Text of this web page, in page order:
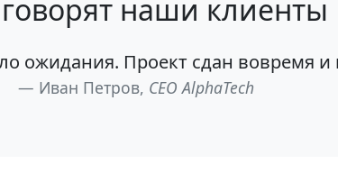
наши клиенты
ожидания. Проект сдан вовремя
Иван Петров, CEO AlphaTech